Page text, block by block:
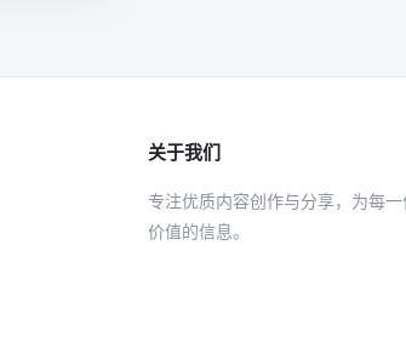
关于我们
专注优质内容创作与分享，为每
价值的信息。